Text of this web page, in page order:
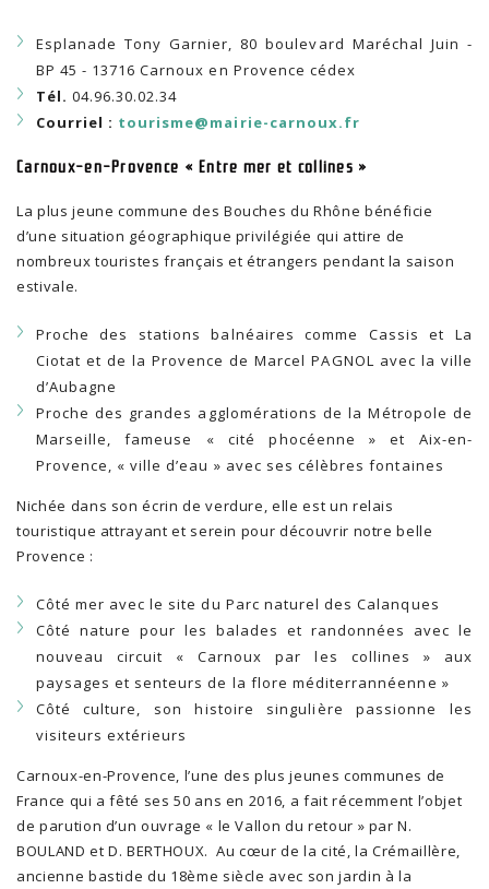
Esplanade Tony Garnier, 80 boulevard Maréchal Juin -
BP 45 - 13716 Carnoux en Provence cédex
Tél. 04.96.30.02.34
Courriel : tourisme@mairie-carnoux.fr
Carnoux-en-Provence « Entre mer et collines »
La plus jeune commune des Bouches du Rhône bénéficie
d’une situation géographique privilégiée qui attire de
nombreux touristes français et étrangers pendant la saison
estivale.
Proche des stations balnéaires comme Cassis et La
Ciotat et de la Provence de Marcel PAGNOL avec la ville
d’Aubagne
Proche des grandes agglomérations de la Métropole de
Marseille, fameuse « cité phocéenne » et Aix-en-
Provence, « ville d’eau » avec ses célèbres fontaines
Nichée dans son écrin de verdure, elle est un relais
touristique attrayant et serein pour découvrir notre belle
Provence :
Côté mer avec le site du Parc naturel des Calanques
Côté nature pour les balades et randonnées avec le
nouveau circuit « Carnoux par les collines » aux
paysages et senteurs de la flore méditerrannéenne »
Côté culture, son histoire singulière passionne les
visiteurs extérieurs
Carnoux-en-Provence, l’une des plus jeunes communes de
France qui a fêté ses 50 ans en 2016, a fait récemment l’objet
de parution d’un ouvrage « le Vallon du retour » par N.
BOULAND et D. BERTHOUX. Au cœur de la cité, la Crémaillère,
ancienne bastide du 18ème siècle avec son jardin à la